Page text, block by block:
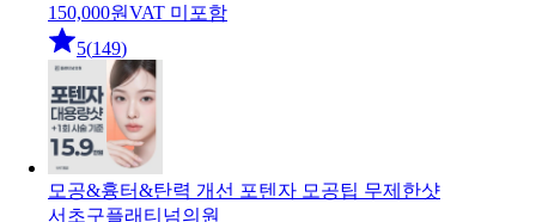
150,000원VAT 미포함
5(149)
모공&흉터&탄력 개선 포텐자 모공팁 무제한샷
서초구플래티넘의원